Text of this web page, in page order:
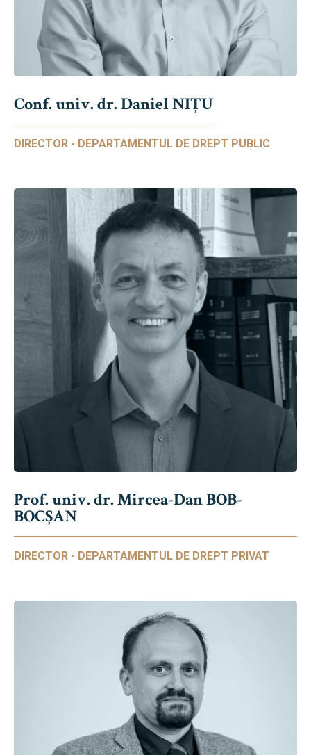
Conf. univ. dr. Daniel NIŢU
DIRECTOR - DEPARTAMENTUL DE DREPT PUBLIC
Prof. univ. dr. Mircea-Dan BOB-
BOCȘAN
DIRECTOR - DEPARTAMENTUL DE DREPT PRIVAT